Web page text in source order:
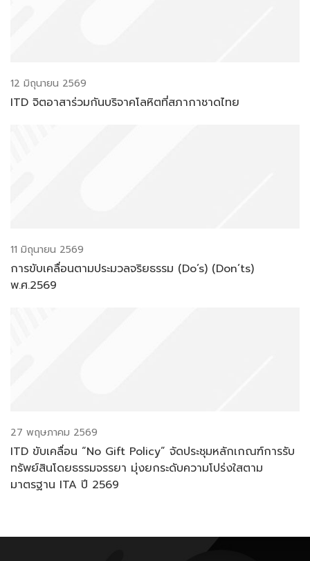
12 มิถุนายน 2569
ITD จิตอาสาร่วมกันบริจาคโลหิตที่สภากาชาดไทย
11 มิถุนายน 2569
การขับเคลื่อนตามประมวลจริยธรรม (Do’s) (Don’ts)
พ.ศ.2569
27 พฤษภาคม 2569
ITD ขับเคลื่อน “No Gift Policy” จัดประชุมหลักเกณฑ์การรับ
ทรัพย์สินโดยธรรมจรรยา มุ่งยกระดับความโปร่งใสตาม
มาตรฐาน ITA ปี 2569